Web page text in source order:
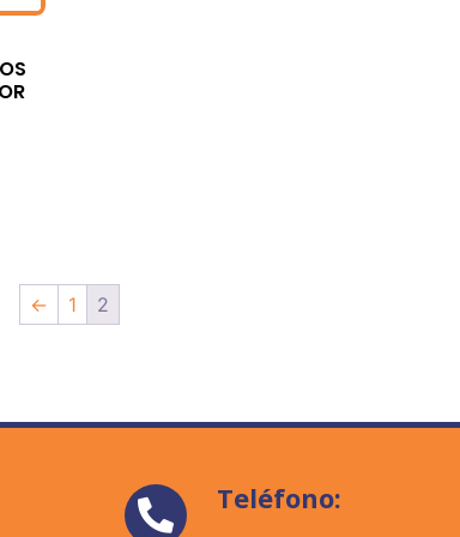
← 1 2
Teléfono: